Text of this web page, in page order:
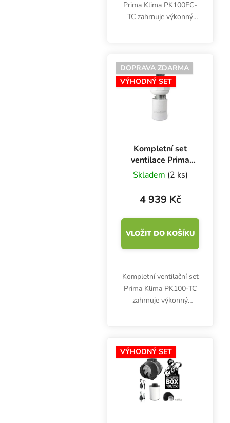
Prima Klima PK100EC-
TC zahrnuje výkonný
pachový filtr s aktivním
uhlím, odolné 3m...
DOPRAVA ZDARMA
VÝHODNÝ SET
Kompletní set
ventilace Prima
Klima PKVS
PK100-TC, 100
mm - 280 m3/h
Skladem (2 ks)
4 939 Kč
VLOŽIT DO KOŠÍKU
Kompletní ventilační set
Prima Klima PK100-TC
zahrnuje výkonný
aktivním uhlím, odolné
3m ventilační potrubí,...
VÝHODNÝ SET